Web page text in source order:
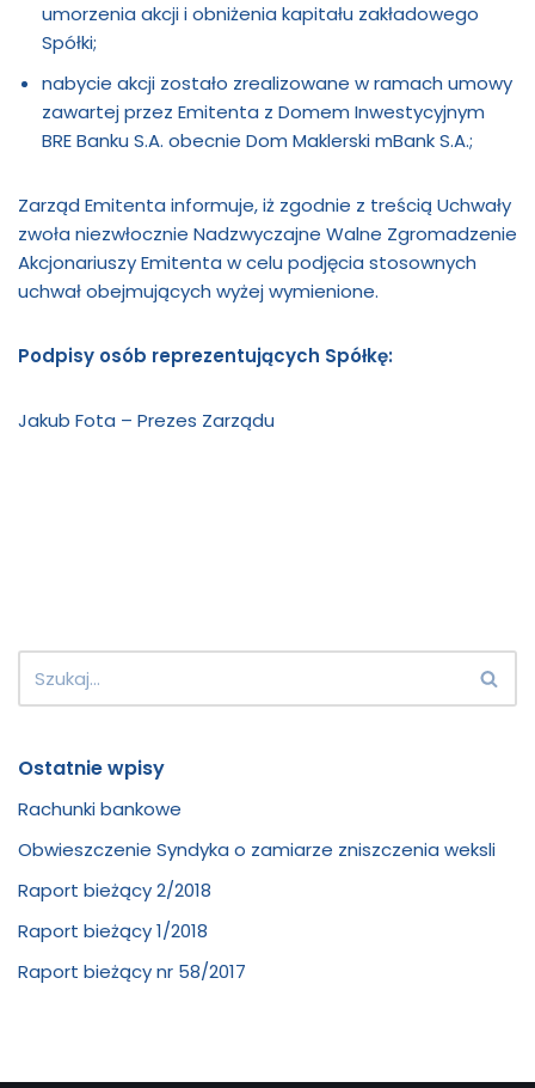
umorzenia akcji i obniżenia kapitału zakładowego
Spółki;
nabycie akcji zostało zrealizowane w ramach umowy
zawartej przez Emitenta z Domem Inwestycyjnym
BRE Banku S.A. obecnie Dom Maklerski mBank S.A.;
Zarząd Emitenta informuje, iż zgodnie z treścią Uchwały
zwoła niezwłocznie Nadzwyczajne Walne Zgromadzenie
Akcjonariuszy Emitenta w celu podjęcia stosownych
uchwał obejmujących wyżej wymienione.
Podpisy osób reprezentujących Spółkę:
Jakub Fota – Prezes Zarządu
Ostatnie wpisy
Rachunki bankowe
Obwieszczenie Syndyka o zamiarze zniszczenia weksli
Raport bieżący 2/2018
Raport bieżący 1/2018
Raport bieżący nr 58/2017